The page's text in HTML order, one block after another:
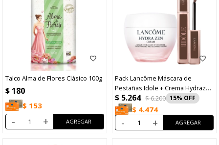
Talco Alma de Flores Clásico 100g
$ 180
$ 153
- +
Pack Lancôme Máscara de
Pestañas Idole + Crema Hydrazen
50ml
$ 5.264 $6.200 15
$ 4.474
- +